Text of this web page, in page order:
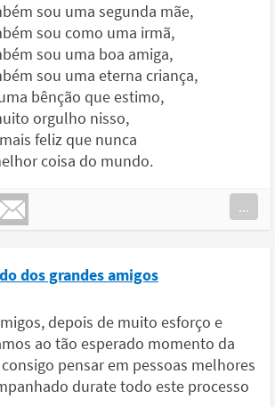
sou uma segunda mãe,
sou como uma irmã,
sou uma boa amiga,
sou uma eterna criança,
bênção que estimo,
orgulho nisso,
feliz que nunca
coisa do mundo.
...
dos grandes amigos
depois de muito esforço e
ao tão esperado momento da
pensar em pessoas melhores
durate todo este processo